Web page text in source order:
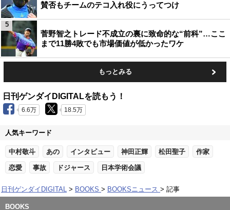
賛否もチームのテコ入れ役にうってつけ
菅野智之トレード不成立の裏に致命的な“前科”…ここ
まで11勝4敗でも市場価値が低かったワケ
5
もっとみる
日刊ゲンダイDIGITALを読もう！
6.6万 18.5万
人気キーワード
中村敬斗 あの インタビュー 神田正輝 松田聖子 作家
恋愛 事故 ドジャース 日本学術会議
日刊ゲンダイDIGITAL BOOKS BOOKSニュース 記事
BOOKS